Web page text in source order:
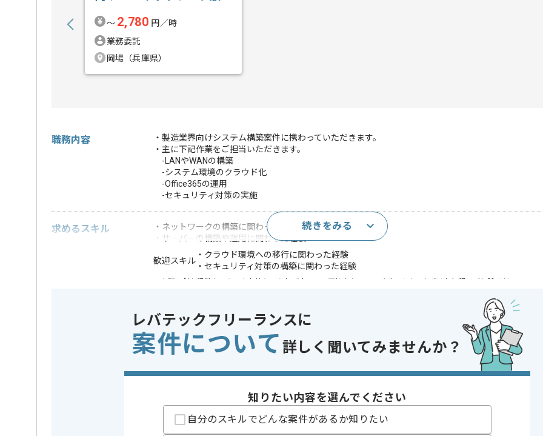
〜 2,780 円／時
業務委託
岡場（兵庫県）
職務内容
・製造業界向けシステム構築案件に携わっていただきます。
・主に下記作業をご担当いただきます。
-LANやWANの構築
-システム環境のクラウド化
-Office365の運用
-セキュリティ対策の実施
求めるスキル
・ネットワークの構築に関わった経験
・サーバーの構築や運用に関わった経験
歓迎スキル
・クラウド環境への移行に関わった経験
・セキュリティ対策の構築に関わった経験
この案件のポイント 特徴 20代活躍中 , 30代活躍中 , 40代活躍中 , 長期プロジェクト , 急募 , BtoB向け , 新技術
今回は製造業界向けシステム構築案件に携わっていただきます。
ネットワークエンジニアとしての実務経験を活かしたい方にお勧めです。
続きをみる
レバテックフリーランスに
案件について 詳しく聞いてみませんか？
知りたい内容を選んでください
自分のスキルでどんな案件があるか知りたい